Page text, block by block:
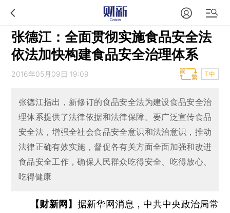
张德江：全面贯彻实施食品安全法
依法加快构建食品安全治理体系
2016年05月09日 19:09 T中
张德江指出，新修订的食品安全法为建设食品安全治
理体系提供了法律依据和法律保障。要广泛宣传食品
安全法，增强全社会食品安全意识和法治意识，推动
法律正确有效实施，督促各有关方面全面加强和改进
食品安全工作，确保人民群众吃得安全、吃得放心、
吃得健康
【财新网】 据新华网消息，中共中央政治局常